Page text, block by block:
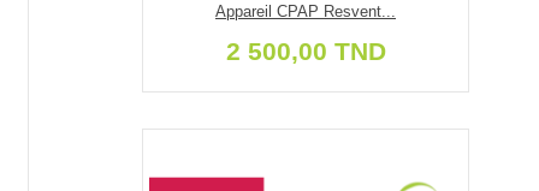
Appareil CPAP Resvent...
2 500,00 TND